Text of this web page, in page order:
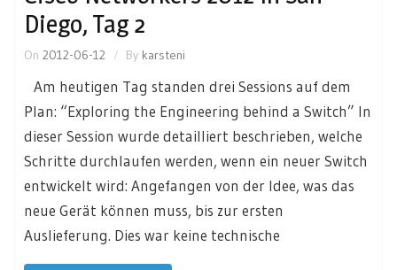
Diego, Tag 2
On 2012-06-12 By karsteni
Am heutigen Tag standen drei Sessions auf dem
Plan: “Exploring the Engineering behind a Switch” In
dieser Session wurde detailliert beschrieben, welche
Schritte durchlaufen werden, wenn ein neuer Switch
entwickelt wird: Angefangen von der Idee, was das
neue Gerät können muss, bis zur ersten
Auslieferung. Dies war keine technische